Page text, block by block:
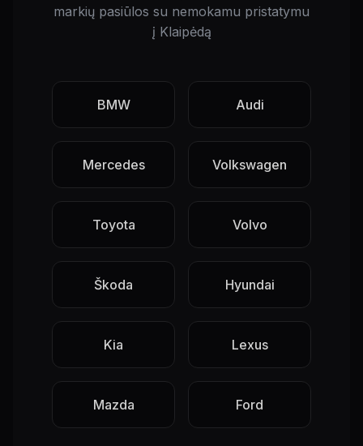
markių pasiūlos su nemokamu pristatymu
į Klaipėdą
BMW Audi
Mercedes Volkswagen
Toyota Volvo
Škoda Hyundai
Kia Lexus
Mazda Ford